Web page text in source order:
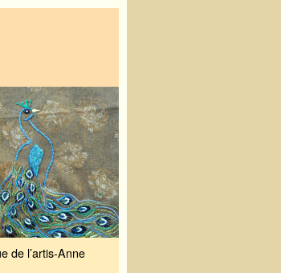
de l’artis-Anne